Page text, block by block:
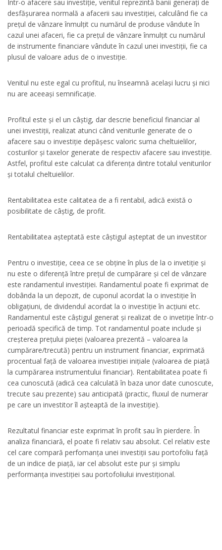
Într-o afacere sau investiție, venitul reprezintă banii generați de
desfășurarea normală a afacerii sau investiției, calculând fie ca
prețul de vânzare înmulțit cu numărul de produse vândute în
cazul unei afaceri, fie ca prețul de vânzare înmulțit cu numărul
de instrumente financiare vândute în cazul unei investiții, fie ca
plusul de valoare adus de o investiție.
Venitul nu este egal cu profitul, nu înseamnă același lucru și nici
nu are aceeași semnificație.
Profitul este și el un câștig, dar descrie beneficiul financiar al
unei investiții, realizat atunci când veniturile generate de o
afacere sau o investiție depășesc valoric suma cheltuielilor,
costurilor și taxelor generate de respectiv afacere sau investiție.
Astfel, profitul este calculat ca diferența dintre totalul veniturilor
și totalul cheltuielilor.
Rentabilitatea este calitatea de a fi rentabil, adică există o
posibilitate de câștig, de profit.
Rentabilitatea așteptată este câștigul așteptat de un investitor
Pentru o investiție, ceea ce se obține în plus de la o invetiție și
nu este o diferență între prețul de cumpărare și cel de vânzare
este randamentul investiției. Randamentul poate fi exprimat de
dobânda la un depozit, de cuponul acordat la o investiție în
obligațiuni, de dividendul acordat la o investiție în acțiuni etc.
Randamentul este câștigul generat și realizat de o invetiție într-o
perioadă specifică de timp. Tot randamentul poate include și
creșterea prețului pieței (valoarea prezentă – valoarea la
cumpărare/trecută) pentru un instrument financiar, exprimată
procentual față de valoarea investiției inițiale (valoarea de piață
la cumpărarea instrumentului financiar). Rentabilitatea poate fi
cea cunoscută (adică cea calculată în baza unor date cunoscute,
trecute sau prezente) sau anticipată (practic, fluxul de numerar
pe care un investitor îl așteaptă de la investiție).
Rezultatul financiar este exprimat în profit sau în pierdere. În
analiza financiară, el poate fi relativ sau absolut. Cel relativ este
cel care compară perfomanța unei investiții sau portofoliu față
de un indice de piață, iar cel absolut este pur și simplu
performanța investiției sau portofoliului investițional.